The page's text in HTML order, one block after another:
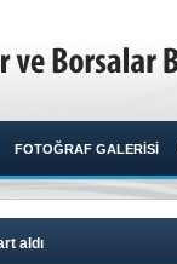
FOTOĞRAF GALERİSİ
aldı